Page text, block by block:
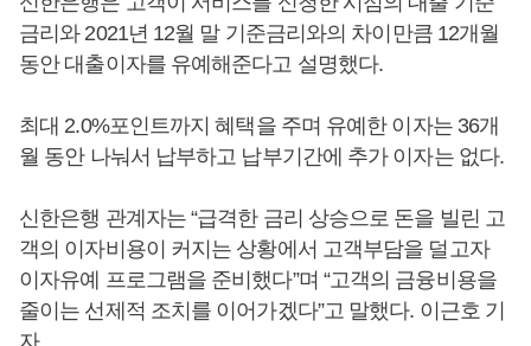
금리와 2021년 12월 말 기준금리와의 차이만큼 12개월
동안 대출이자를 유예해준다고 설명했다.
최대 2.0%포인트까지 혜택을 주며 유예한 이자는 36개
월 동안 나눠서 납부하고 납부기간에 추가 이자는 없다.
신한은행 관계자는 “급격한 금리 상승으로 돈을 빌린 고
객의 이자비용이 커지는 상황에서 고객부담을 덜고자
이자유예 프로그램을 준비했다”며 “고객의 금융비용을
줄이는 선제적 조치를 이어가겠다”고 말했다. 이근호 기
자